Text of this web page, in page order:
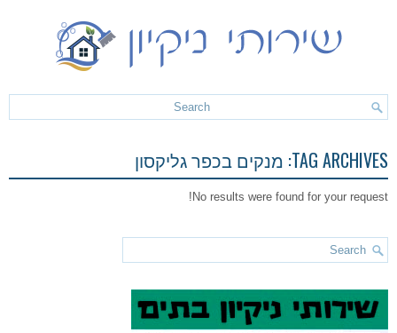
TAG ARCHIVES: מנקים בכפר גליקסון
No results were found for your request!